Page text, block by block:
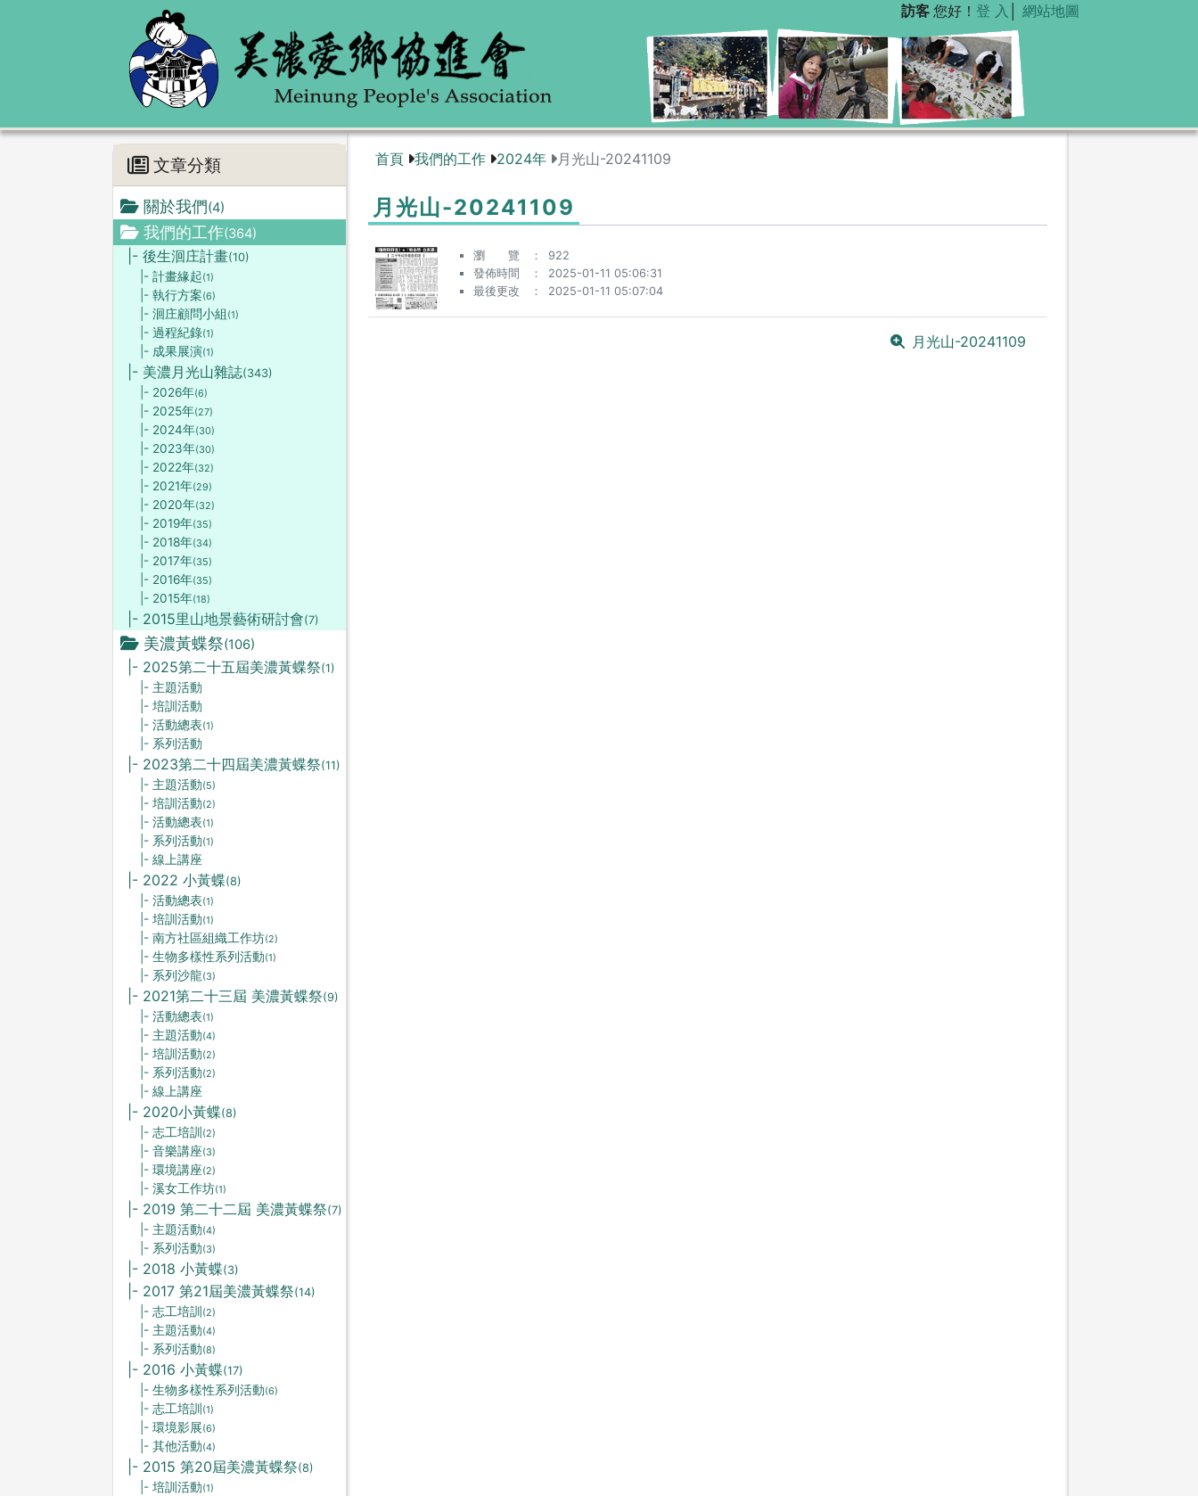
訪客 您好！ 登 入 網站地圖
文章分類
關於我們(4)
我們的工作(364)
|- 後生洄庄計畫(10)
|- 計畫緣起(1)
|- 執行方案(6)
|- 洄庄顧問小組 (1)
|- 過程紀錄(1)
|- 成果展演(1)
|- 美濃月光山雜誌(343)
|- 2026年(6)
|- 2025年(27)
|- 2024年(30)
|- 2023年(30)
|- 2022年(32)
|- 2021年(29)
|- 2020年(32)
|- 2019年(35)
|- 2018年(34)
|- 2017年(35)
|- 2016年(35)
|- 2015年(18)
|- 2015里山地景藝術研討會(7)
美濃黃蝶祭(106)
|- 2025第二十五屆美濃黃蝶祭(1)
|- 主題活動
|- 培訓活動
|- 活動總表(1)
|- 系列活動
|- 2023第二十四屆美濃黃蝶祭(11)
|- 主題活動(5)
|- 培訓活動(2)
|- 活動總表(1)
|- 系列活動(1)
|- 線上講座
|- 2022 小黃蝶(8)
|- 活動總表(1)
|- 培訓活動(1)
|- 南方社區組織工作坊(2)
|- 生物多樣性系列活動(1)
|- 系列沙龍(3)
|- 2021第二十三屆 美濃黃蝶祭(9)
|- 活動總表(1)
|- 主題活動(4)
|- 培訓活動(2)
|- 系列活動(2)
|- 線上講座
|- 2020小黃蝶(8)
|- 志工培訓 (2)
|- 音樂講座(3)
|- 環境講座(2)
|- 溪女工作坊(1)
|- 2019 第二十二屆 美濃黃蝶祭(7)
|- 主題活動(4)
|- 系列活動(3)
|- 2018 小黃蝶(3)
|- 2017 第21屆美濃黃蝶祭(14)
|- 志工培訓 (2)
|- 主題活動(4)
|- 系列活動(8)
|- 2016 小黃蝶(17)
|- 生物多樣性系列活動(6)
|- 志工培訓 (1)
|- 環境影展(6)
|- 其他活動(4)
|- 2015 第20屆美濃黃蝶祭(8)
|- 培訓活動(1)
首頁 我們的工作 2024年 月光山-20241109
月光山-20241109
瀏 覽
922
發佈時間
2025-01-11 05:06:31
最後更改
2025-01-11 05:07:04
月光山-20241109